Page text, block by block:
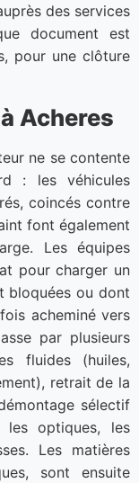
des services
document est
pour une clôture
Acheres
ne se contente
: les véhicules
coincés contre
font également
Les équipes
pour charger un
bloquées ou dont
acheminé vers
par plusieurs
fluides (huiles,
retrait de la
sélectif
les optiques, les
Les matières
sont ensuite